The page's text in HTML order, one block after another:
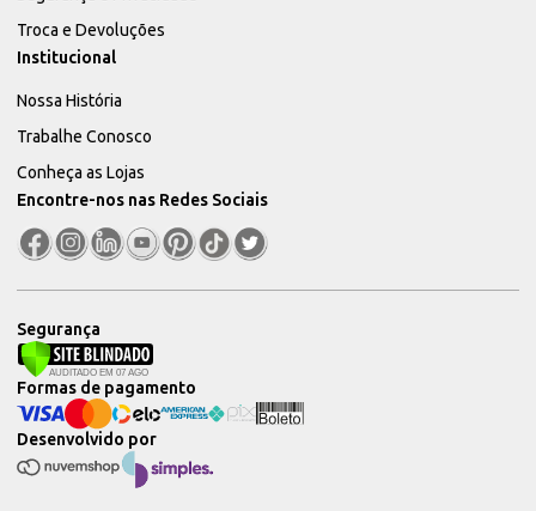
Troca e Devoluções
Institucional
Nossa História
Trabalhe Conosco
Conheça as Lojas
Encontre-nos nas Redes Sociais
Segurança
Desenvolvido por
Formas de pagamento